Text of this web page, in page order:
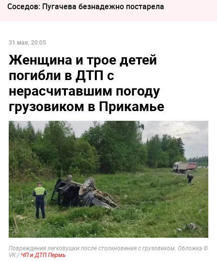
Соседов: Пугачева безнадежно постарела
31 мая, 20:05
Женщина и трое детей
погибли в ДТП с
нерасчитавшим погоду
грузовиком в Прикамье
Повреждения легковушки после столкновения с грузовиком. Обложка ©
VK / ЧП и ДТП Пермь